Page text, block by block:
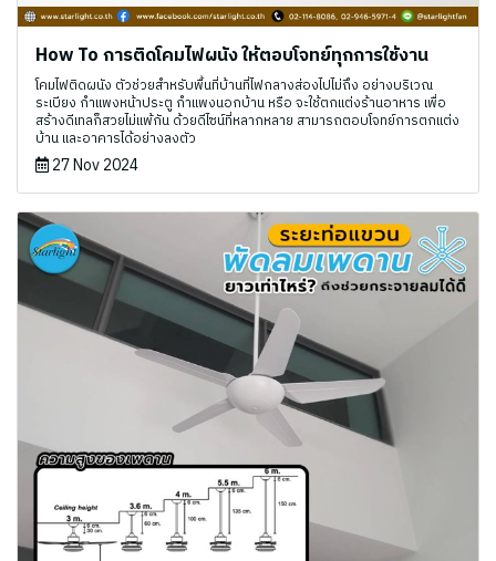
How To การติดโคมไฟผนัง ให้ตอบโจทย์ทุกการใช้งาน
โคมไฟติดผนัง ตัวช่วยสำหรับพื้นที่บ้านที่ไฟกลางส่องไปไม่ถึง อย่างบริเวณ
ระเบียง กำแพงหน้าประตู กำแพงนอกบ้าน หรือ จะใช้ตกแต่งร้านอาหาร เพื่อ
สร้างดีเทลก็สวยไม่แพ้กัน ด้วยดีไซน์ที่หลากหลาย สามารถตอบโจทย์การตกแต่ง
บ้าน และอาคารได้อย่างลงตัว
27 Nov 2024